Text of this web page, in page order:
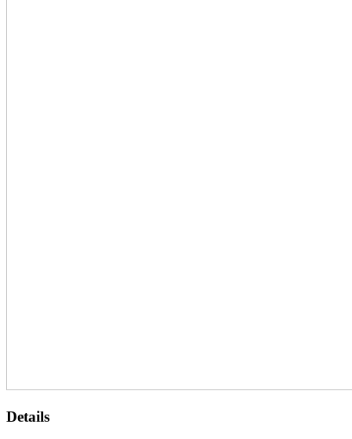
Details